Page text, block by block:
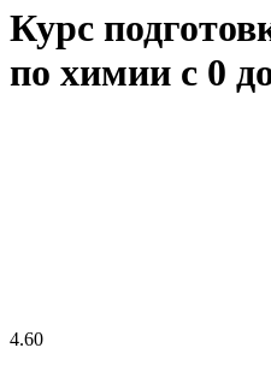
Курс
по химии с 0
4.60